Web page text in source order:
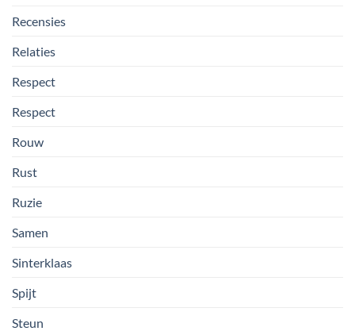
Recensies
Relaties
Respect
Respect
Rouw
Rust
Ruzie
Samen
Sinterklaas
Spijt
Steun